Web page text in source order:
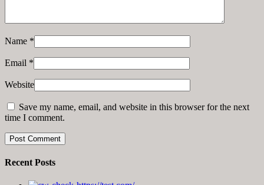
Name *
Email *
Website
Save my name, email, and website in this browser for the next
time I comment.
Recent Posts